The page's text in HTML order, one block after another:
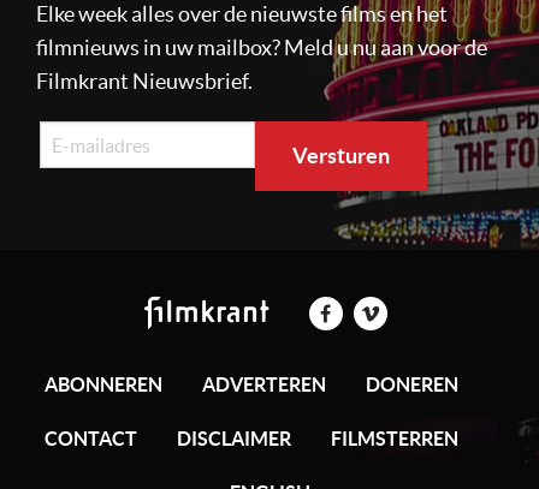
Elke week alles over de nieuwste films en het
filmnieuws in uw mailbox? Meld u nu aan voor de
Filmkrant Nieuwsbrief.
ABONNEREN ADVERTEREN DONEREN
CONTACT DISCLAIMER FILMSTERREN